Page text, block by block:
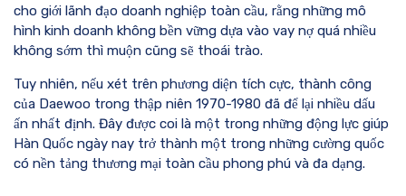
cho giới lãnh đạo doanh nghiệp toàn cầu, rằng những mô
hình kinh doanh không bền vững dựa vào vay nợ quá nhiều
không sớm thì muộn cũng sẽ thoái trào.
Tuy nhiên, nếu xét trên phương diện tích cực, thành công
của Daewoo trong thập niên 1970-1980 đã để lại nhiều dấu
ấn nhất định. Đây được coi là một trong những động lực giúp
Hàn Quốc ngày nay trở thành một trong những cường quốc
có nền tảng thương mại toàn cầu phong phú và đa dạng.